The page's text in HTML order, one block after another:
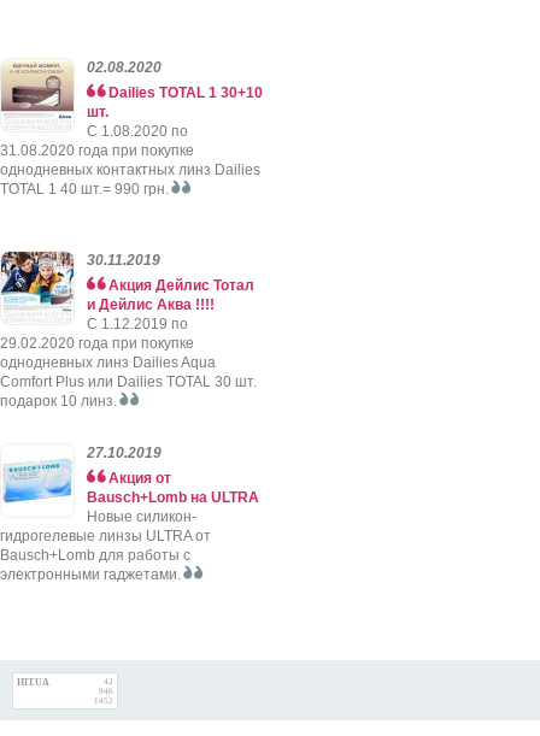
02.08.2020
Dailies TOTAL 1 30+10
шт.
C 1.08.2020 по
31.08.2020 года при покупке
однодневных контактных линз Dailies
TOTAL 1 40 шт.= 990 грн.
30.11.2019
Акция Дейлис Тотал
и Дейлис Аква !!!!
C 1.12.2019 по
29.02.2020 года при покупке
однодневных линз Dailies Aqua
Comfort Plus или Dailies TOTAL 30 шт.
подарок 10 линз.
27.10.2019
Акция от
Bausch+Lomb на ULTRA
Новые силикон-
гидрогелевые линзы ULTRA от
Bausch+Lomb для работы с
электронными гаджетами.
HIT.UA
42
946
1452